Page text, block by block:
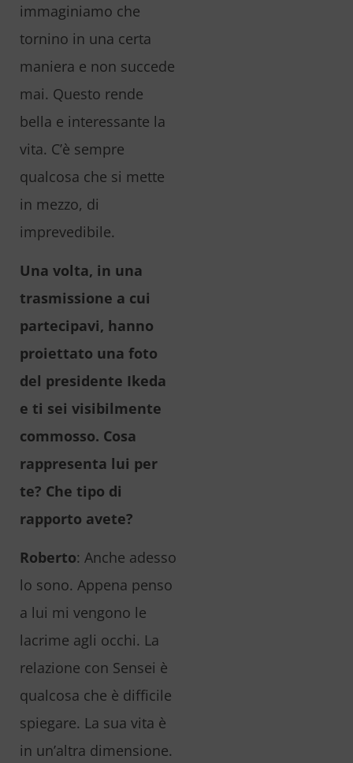
immaginiamo che
tornino in una certa
maniera e non succede
mai. Questo rende
bella e interessante la
vita. C’è sempre
qualcosa che si mette
in mezzo, di
imprevedibile.
Una volta, in una
trasmissione a cui
partecipavi, hanno
proiettato una foto
del presidente Ikeda
e ti sei visibilmente
commosso. Cosa
rappresenta lui per
te? Che tipo di
rapporto avete?
Roberto: Anche adesso
lo sono. Appena penso
a lui mi vengono le
lacrime agli occhi. La
relazione con Sensei è
qualcosa che è difficile
spiegare. La sua vita è
in un’altra dimensione.